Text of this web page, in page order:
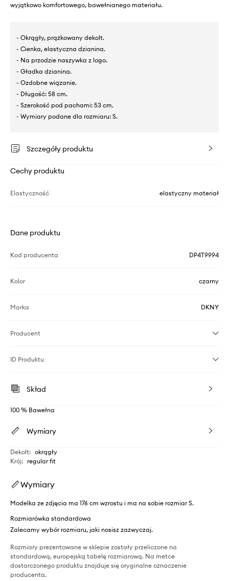
wyjątkowo komfortowego, bawełnianego materiału.
- Okrągły, prążkowany dekolt.
- Cienka, elastyczna dzianina.
- Na przodzie naszywka z logo.
- Gładka dzianina.
- Ozdobne wiązanie.
- Długość: 58 cm.
- Szerokość pod pachami: 53 cm.
- Wymiary podane dla rozmiaru: S.
Szczegóły produktu
Cechy produktu
Elastyczność elastyczny materiał
Dane produktu
Kod producenta DP4T9994
Kolor czarny
Marka DKNY
Producent
ID Produktu
Skład
100 % Bawełna
Wymiary
Dekolt: okrągły
Krój: regular fit
Wymiary
Modelka ze zdjęcia ma 176 cm wzrostu i ma na sobie rozmiar S.
Rozmiarówka standardowa
Zalecamy wybór rozmiaru, jaki nosisz zazwyczaj.
Rozmiary prezentowane w sklepie zostały przeliczone na
standardową, europejską tabelę rozmiarową. Na metce
dostarczonego produktu znajduje się oryginalne oznaczenie
producenta.